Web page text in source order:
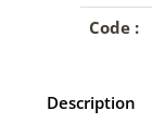
Code :
Description